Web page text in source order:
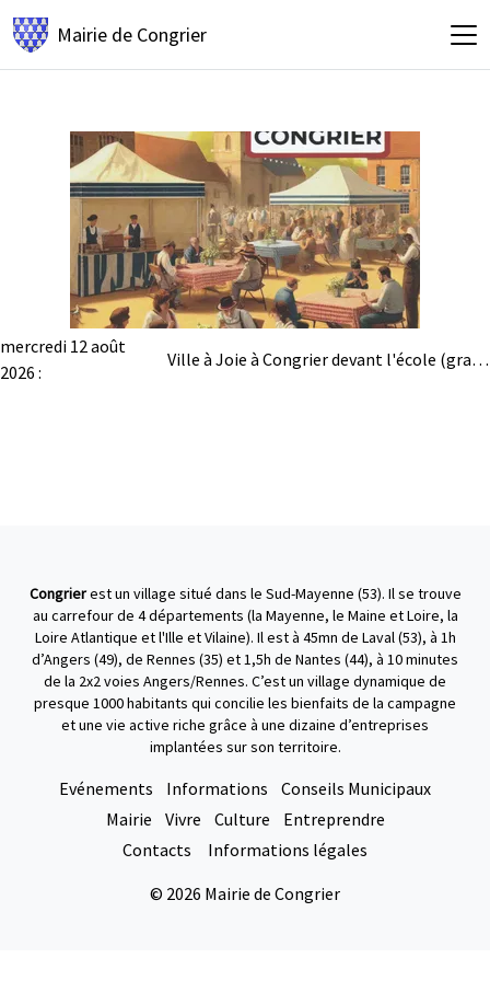
Mairie de Congrier
mercredi 12 août
2026 :
Ville à Joie à Congrier devant l'école (gratuit)
Congrierest un village situé dans le Sud-Mayenne (53). Il se trouve
au carrefour de 4 départements (la Mayenne, le Maine et Loire, la
Loire Atlantique et l'Ille et Vilaine). Il est à 45mn de Laval (53), à 1h
d’Angers (49), de Rennes (35) et 1,5h de Nantes (44), à 10 minutes
de la 2x2 voies Angers/Rennes. C’est un village dynamique de
presque 1000 habitants qui concilie les bienfaits de la campagne
et une vie active riche grâce à une dizaine d’entreprises
implantées sur son territoire.
Evénements Informations
Conseils Municipaux
Mairie
Vivre Culture
Entreprendre
Contacts
Informations légales
© 2026 Mairie de Congrier